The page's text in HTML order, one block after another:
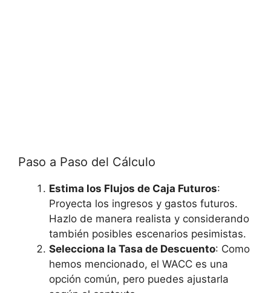
Paso a Paso del Cálculo
Estima los Flujos de Caja Futuros:
Proyecta los ingresos y gastos futuros.
Hazlo de manera realista y considerando
también posibles escenarios pesimistas.
Selecciona la Tasa de Descuento: Como
hemos mencionado, el WACC es una
opción común, pero puedes ajustarla